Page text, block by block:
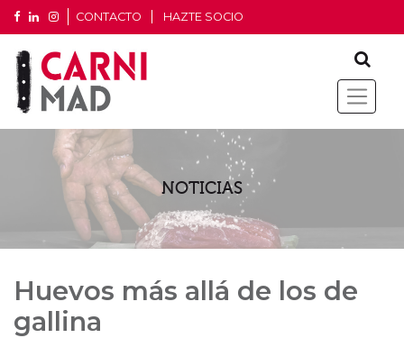
CONTACTO HAZTE SOCIO
NOTICIAS
Huevos más allá de los de
gallina